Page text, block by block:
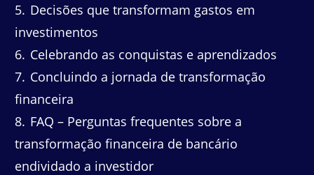
5 Decisões que transformam gastos em
investimentos
6 Celebrando as conquistas e aprendizados
7 Concluindo a jornada de transformação
financeira
8 FAQ – Perguntas frequentes sobre a
transformação financeira de bancário
endividado a investidor